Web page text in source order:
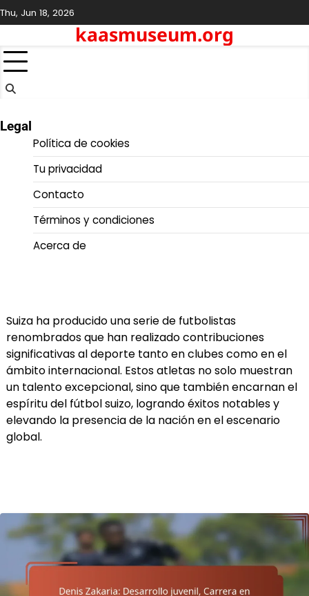
Skip
to
Thu, Jun 18, 2026
kaasmuseum.org
Legal
Política de cookies
Tu privacidad
Contacto
Términos y condiciones
Acerca de
Suiza ha producido una serie de futbolistas
renombrados que han realizado contribuciones
significativas al deporte tanto en clubes como en el
ámbito internacional. Estos atletas no solo muestran
un talento excepcional, sino que también encarnan el
espíritu del fútbol suizo, logrando éxitos notables y
elevando la presencia de la nación en el escenario
global.